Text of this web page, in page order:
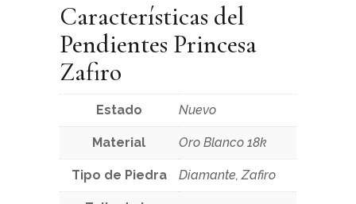
Características del
Pendientes Princesa
Zafiro
Estado Nuevo
Material Oro Blanco 18k
Tipo de Piedra Diamante, Zafiro